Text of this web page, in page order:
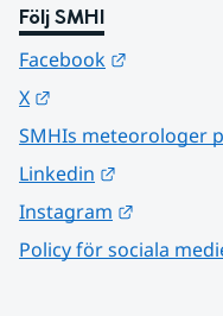
Följ SMHI
Facebook
X
SMHIs meteorologer
Linkedin
Instagram
Policy för sociala